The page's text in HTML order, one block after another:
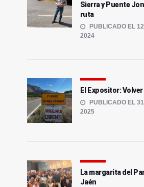
Sierra y Puente
ruta
PUBLICADO EL
2024
El Expositor:
PUBLICADO EL
2025
La margarita del
Jaén